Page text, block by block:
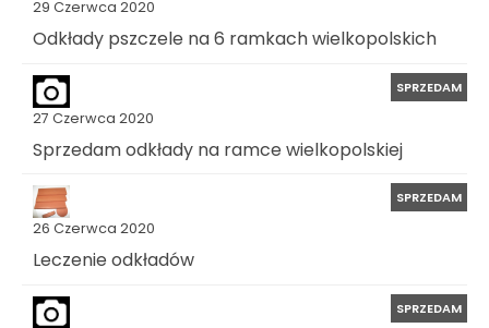
29 Czerwca 2020
Odkłady pszczele na 6 ramkach wielkopolskich
27 Czerwca 2020
SPRZEDAM
Sprzedam odkłady na ramce wielkopolskiej
26 Czerwca 2020
SPRZEDAM
Leczenie odkładów
SPRZEDAM